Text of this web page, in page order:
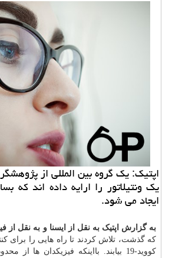
اپتیک: یک گروه بین المللی از
یک ونتیلاتور را ارایه داده اند که
ایجاد می شود.
به گزارش اپتیک به نقل از ایسنا و به نقل از
که گذشت، تلاش کردند تا راه هایی را برای
کووید-19 بیابند. بااینکه فیزیکدان ها